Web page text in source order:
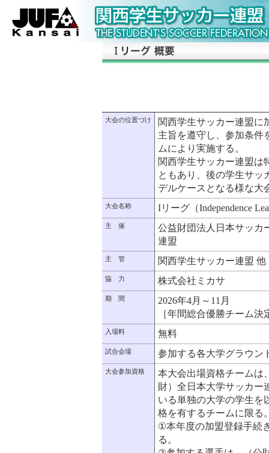
大会の位置づけ
関西学生サッカー連盟に
主旨を遵守し、参加条件
ムにより実施する。
関西学生サッカー連盟は
ともあり、後の学生サッ
デルケースとなる様な大
大会名称 Iリーグ（Independence
主 催
公益財団法人日本サッカ
連盟
主 管 関西学生サッカー連盟 他
協 力 株式会社ミカサ
期 間
2026年4月～11月
［年間総合優勝チーム決
入場料 無料
試合会場 参加する各大学グラウン
大会参加資格
本大会出場資格チームは
財）全日本大学サッカー
いる単独の大学の学生を
格を有するチームに限る
①本年度の加盟登録手続
る。